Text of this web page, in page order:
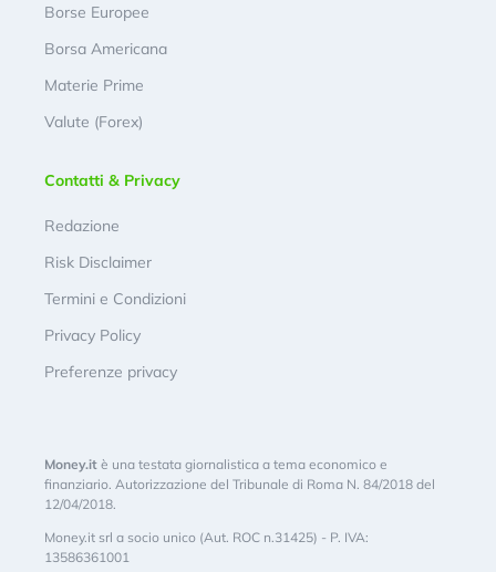
Borse Europee
Borsa Americana
Materie Prime
Valute (Forex)
Contatti & Privacy
Redazione
Risk Disclaimer
Termini e Condizioni
Privacy Policy
Preferenze privacy
Money.it è una testata giornalistica a tema economico e
finanziario. Autorizzazione del Tribunale di Roma N. 84/2018 del
12/04/2018.
Money.it srl a socio unico (Aut. ROC n.31425) - P. IVA:
13586361001